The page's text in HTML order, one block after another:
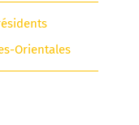
Orientales